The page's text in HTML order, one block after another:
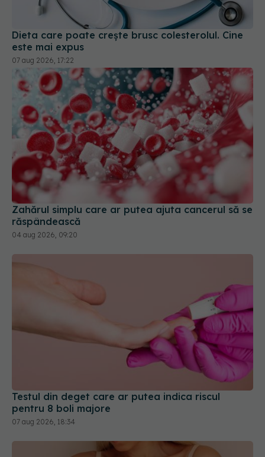
Dieta care poate crește brusc colesterolul. Cine
este mai expus
07 aug 2026, 17:22
Zahărul simplu care ar putea ajuta cancerul să se
răspândească
04 aug 2026, 09:20
Testul din deget care ar putea indica riscul
pentru 8 boli majore
07 aug 2026, 18:34